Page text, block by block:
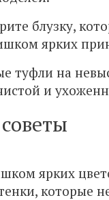
блузку,
ярких
туфли на
и
ярких
которые